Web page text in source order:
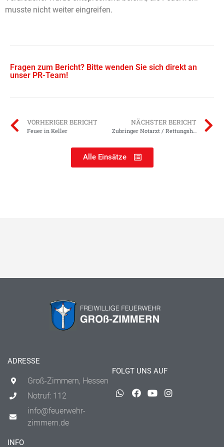
musste nicht weiter eingreifen.
Fragen zum Bericht? Bitte wenden Sie sich direkt an
unser PR-Team!
VORHERIGER BERICHT
Feuer in Keller
NÄCHSTER BERICHT
Zubringer Notarzt / Rettungshubschrauber-Landung
Alle Einsätze
ADRESSE
Groß-Zimmern, Hessen
Notruf: 112
info@feuerwehr-
zimmern.de
FOLGT UNS AUF
INFO